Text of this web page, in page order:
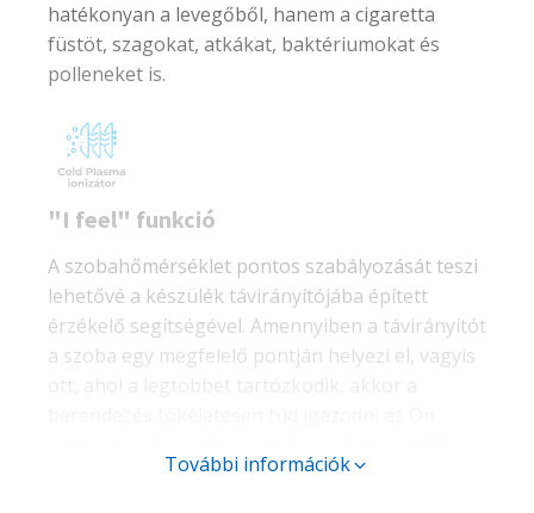
hatékonyan a levegőből, hanem a cigaretta
füstöt, szagokat, atkákat, baktériumokat és
polleneket is.
"I feel" funkció
A szobahőmérséklet pontos szabályozását teszi
lehetővé a készülék távirányítójába épített
érzékelő segítségével. Amennyiben a távirányítót
a szoba egy megfelelő pontján helyezi el, vagyis
ott, ahol a legtöbbet tartózkodik, akkor a
hőmérsékletet.További információk